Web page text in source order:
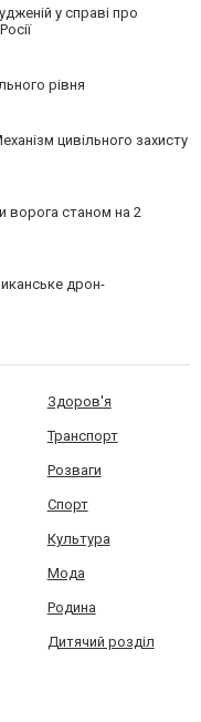
у справі про
рівня
цивільного захисту
ворога станом на 2
дрон-
Здоров'я
Транспорт
Розваги
Спорт
Культура
Мода
Родина
Дитячий розділ